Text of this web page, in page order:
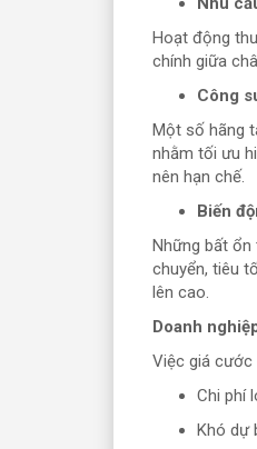
Hoạt động
chính giữa
Công
Một số hãng
nhằm tối ưu
nên hạn chế.
Biến
Những bất ổn
chuyển, tiêu
lên cao.
Doanh
Việc giá cước
Chi phí
Khó dự